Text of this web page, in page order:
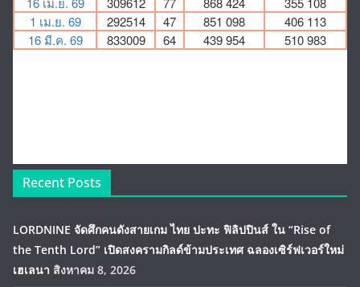
Recent Posts
LORDNINE จัดศึกคนดังสายเกม ไทย ปะทะ ฟิลิปปินส์ ใน “Rise of
the Tenth Lord” เปิดสงครามกิลด์ข้ามประเทศ ฉลองเซิร์ฟเวอร์ใหม่
เฮเลนา สิงหาคม 8, 2026